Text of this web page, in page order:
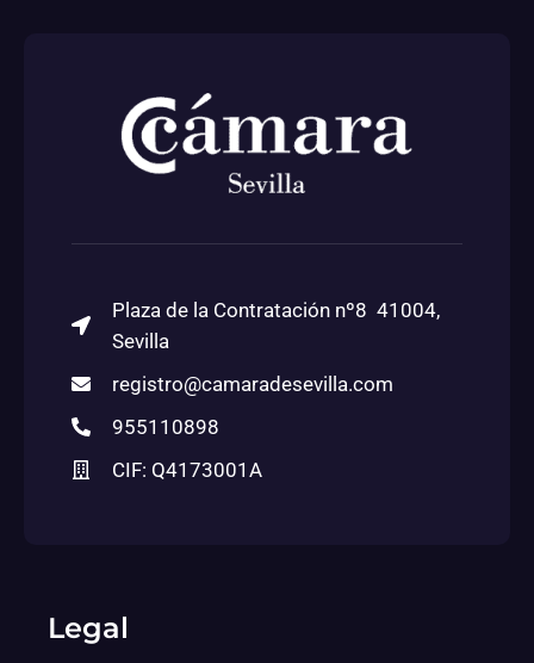
Plaza de la Contratación nº8 41004,
Sevilla
registro@camaradesevilla.com
955110898
CIF: Q4173001A
Legal